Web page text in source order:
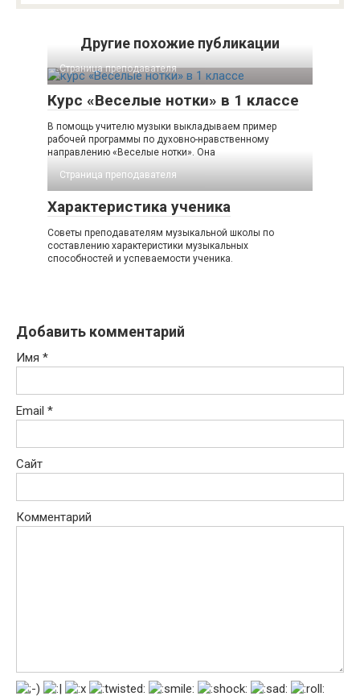
Другие похожие публикации
Страница преподавателя
Курс «Веселые нотки» в 1 классе
В помощь учителю музыки выкладываем пример
рабочей программы по духовно-нравственному
направлению «Веселые нотки». Она
Страница преподавателя
Характеристика ученика
Советы преподавателям музыкальной школы по
составлению характеристики музыкальных
способностей и успеваемости ученика.
Добавить комментарий
Имя *
Email *
Сайт
Комментарий